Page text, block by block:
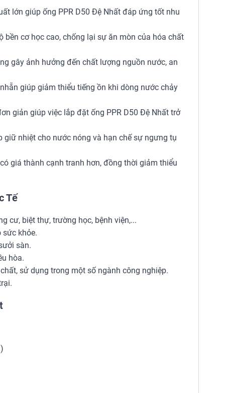
lớn giúp ống PPR D50 Đệ Nhất đáp ứng tốt nhu
bền cơ học cao, chống lại sự ăn mòn của hóa chất
gây ảnh hưởng đến chất lượng nguồn nước, an
giúp giảm thiểu tiếng ồn khi dòng nước chảy
giản giúp việc lắp đặt ống PPR D50 Đệ Nhất trở
giữ nhiệt cho nước nóng và hạn chế sự ngưng tụ
giá thành cạnh tranh hơn, đồng thời giảm thiểu
Tế
cư, biệt thự, trường học, bệnh viện,...
sức khỏe.
sàn.
hòa.
sử dụng trong một số ngành công nghiệp.